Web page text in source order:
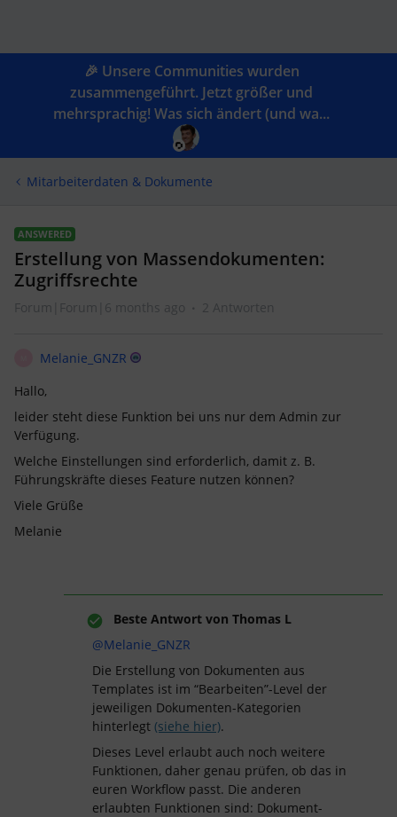
🎉 Unsere Communities wurden
zusammengeführt. Jetzt größer und
mehrsprachig! Was sich ändert (und wa...
Mitarbeiterdaten & Dokumente
ANSWERED
Erstellung von Massendokumenten:
Zugriffsrechte
Forum|Forum|6 months ago 2 Antworten
Melanie_GNZR
Hallo,
leider steht diese Funktion bei uns nur dem Admin zur
Verfügung.
Welche Einstellungen sind erforderlich, damit z. B.
Führungskräfte dieses Feature nutzen können?
Viele Grüße
Melanie
Beste Antwort von Thomas L
@Melanie_GNZR
Die Erstellung von Dokumenten aus
Templates ist im “Bearbeiten”-Level der
jeweiligen Dokumenten-Kategorien
hinterlegt (siehe hier).
Dieses Level erlaubt auch noch weitere
Funktionen, daher genau prüfen, ob das in
euren Workflow passt. Die anderen
erlaubten Funktionen sind: Dokument-